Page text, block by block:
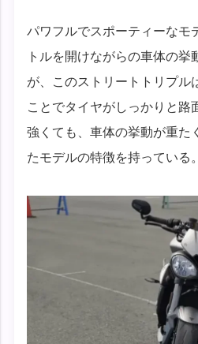
パワフルでスポーティーなモ
トルを開けながらの車体の
が、このストリートトリプル
ことでタイヤがしっかりと路
強くても、車体の挙動が重た
たモデルの特徴を持っている。